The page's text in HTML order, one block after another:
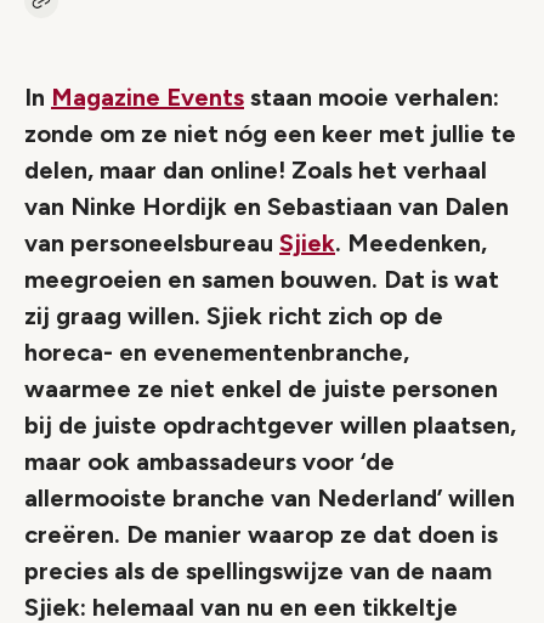
Kopieer link naar artikel
In Magazine Events staan mooie verhalen:
zonde om ze niet nóg een keer met jullie te
delen, maar dan online! Zoals het verhaal
van Ninke Hordijk en Sebastiaan van Dalen
van personeelsbureau Sjiek. Meedenken,
meegroeien en samen bouwen. Dat is wat
zij graag willen. Sjiek richt zich op de
horeca- en evenementenbranche,
waarmee ze niet enkel de juiste personen
bij de juiste opdrachtgever willen plaatsen,
maar ook ambassadeurs voor ‘de
allermooiste branche van Nederland’ willen
creëren. De manier waarop ze dat doen is
precies als de spellingswijze van de naam
Sjiek: helemaal van nu en een tikkeltje